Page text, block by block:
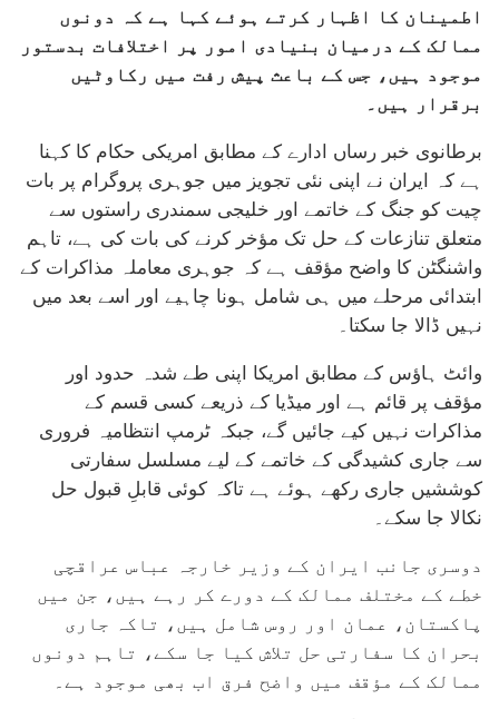
اطمینان کا اظہار کرتے ہوئے کہا ہے کہ دونوں
ممالک کے درمیان بنیادی امور پر اختلافات بدستور
موجود ہیں، جس کے باعث پیش رفت میں رکاوٹیں
برقرار ہیں۔
برطانوی خبر رساں ادارے کے مطابق امریکی حکام کا کہنا
ہے کہ ایران نے اپنی نئی تجویز میں جوہری پروگرام پر بات
چیت کو جنگ کے خاتمے اور خلیجی سمندری راستوں سے
متعلق تنازعات کے حل تک مؤخر کرنے کی بات کی ہے، تاہم
واشنگٹن کا واضح مؤقف ہے کہ جوہری معاملہ مذاکرات کے
ابتدائی مرحلے میں ہی شامل ہونا چاہیے اور اسے بعد میں
نہیں ڈالا جا سکتا۔
وائٹ ہاؤس کے مطابق امریکا اپنی طے شدہ حدود اور
مؤقف پر قائم ہے اور میڈیا کے ذریعے کسی قسم کے
مذاکرات نہیں کیے جائیں گے، جبکہ ٹرمپ انتظامیہ فروری
سے جاری کشیدگی کے خاتمے کے لیے مسلسل سفارتی
کوششیں جاری رکھے ہوئے ہے تاکہ کوئی قابلِ قبول حل
نکالا جا سکے۔
دوسری جانب ایران کے وزیر خارجہ عباس عراقچی
خطے کے مختلف ممالک کے دورے کر رہے ہیں، جن میں
پاکستان، عمان اور روس شامل ہیں، تاکہ جاری
بحران کا سفارتی حل تلاش کیا جا سکے، تاہم دونوں
ممالک کے مؤقف میں واضح فرق اب بھی موجود ہے۔